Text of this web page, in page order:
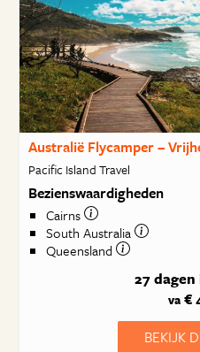
Australië Flycamper –
Pacific Island Travel
Bezienswaardigheden
Cairns
South Australia
Queensland
27 dagen
va €
BEKIJK